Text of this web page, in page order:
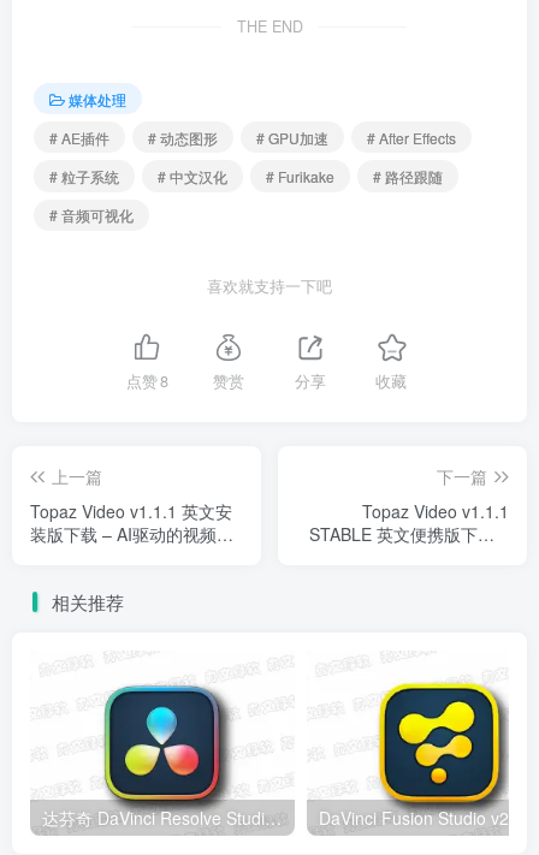
THE END
媒体处理
# AE插件
# 动态图形 # GPU加速
# After Effects
# 粒子系统
# 中文汉化 # Furikake
# 路径跟随
# 音频可视化
喜欢就支持一下吧
点赞8 赞赏 分享 收藏
上一篇
Topaz Video v1.1.1 英文安
装版下载 – AI驱动的视频增
下一篇
Topaz Video v1.1.1
STABLE 英文便携版下载 –
相关推荐
达芬奇 DaVinci Resolve Studio v21.0.4 Windows版 – 专业视频编辑与调色工具